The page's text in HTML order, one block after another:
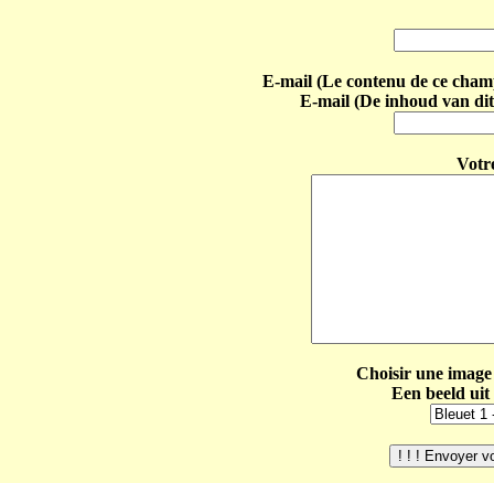
E-mail (Le contenu de ce
E-mail (De inhoud van
Choisir une
Een beeld